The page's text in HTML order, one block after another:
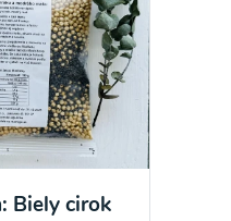
Biely cirok